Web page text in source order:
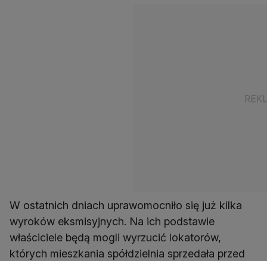
W ostatnich dniach uprawomocniło się już kilka
wyroków eksmisyjnych. Na ich podstawie
właściciele będą mogli wyrzucić lokatorów,
których mieszkania spółdzielnia sprzedała przed